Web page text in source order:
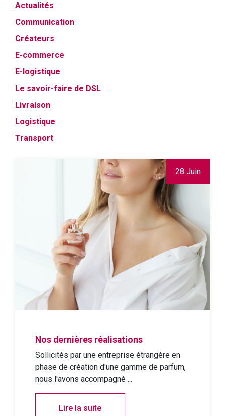
Actualités
Communication
Créateurs
E-commerce
E-logistique
Le savoir-faire de DSL
Livraison
Logistique
Transport
28 Juin
Nos dernières réalisations
Sollicités par une entreprise étrangère en
phase de création d'une gamme de parfum,
nous l'avons accompagné ...
Lire la suite